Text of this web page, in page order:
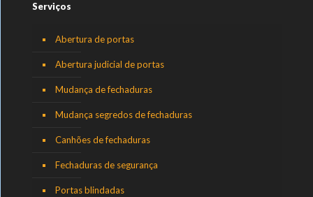
Serviços
Abertura de portas
Abertura judicial de portas
Mudança de fechaduras
Mudança segredos de fechaduras
Canhões de fechaduras
Fechaduras de segurança
Portas blindadas